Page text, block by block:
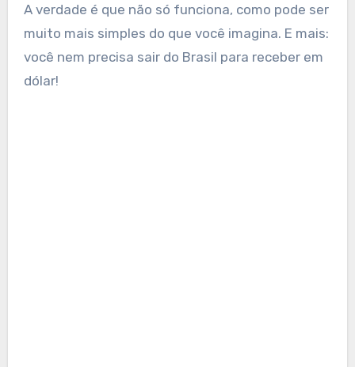
A verdade é que não só funciona, como pode ser
muito mais simples do que você imagina. E mais:
você nem precisa sair do Brasil para receber em
dólar!